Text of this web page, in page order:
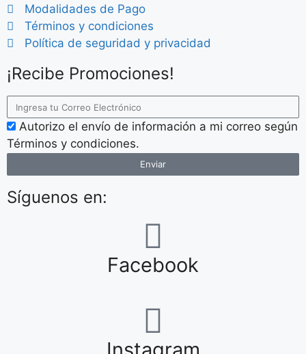
Modalidades de Pago
Términos y condiciones
Política de seguridad y privacidad
¡Recibe Promociones!
Autorizo el envío de información a mi correo según
Términos y condiciones.
Enviar
Síguenos en:
Facebook